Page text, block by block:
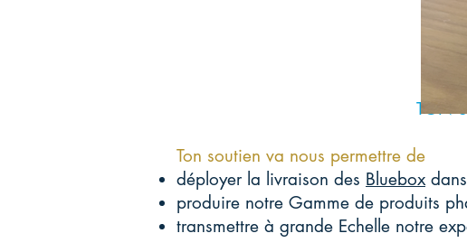
TON
Ton soutien va nous permettre de
déployer la livraison des Bluebox
produire notre Gamme de produits
transmettre à grande Echelle notre